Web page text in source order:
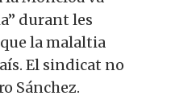
durant les
la malaltia
El sindicat no
Sánchez.